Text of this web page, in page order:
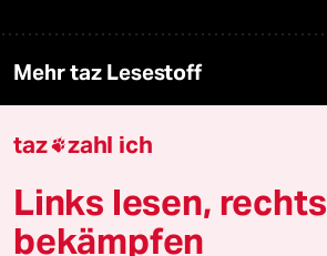
Mehr taz Lesestoff
taz Blogs
taz FUTURZWEI
taz zahl ich
Links lesen, rechts
bekämpfen